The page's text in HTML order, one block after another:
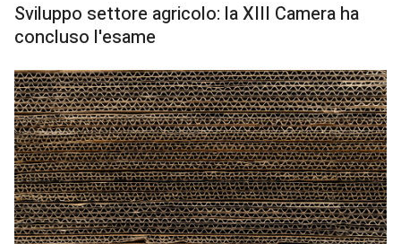
Sviluppo settore agricolo: la XIII Camera ha
concluso l'esame